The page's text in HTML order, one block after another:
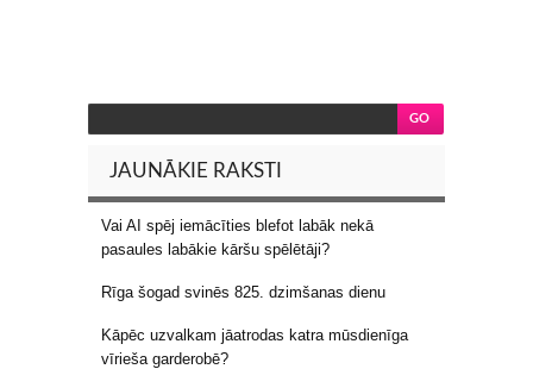
JAUNĀKIE RAKSTI
Vai AI spēj iemācīties blefot labāk nekā
pasaules labākie kāršu spēlētāji?
Rīga šogad svinēs 825. dzimšanas dienu
Kāpēc uzvalkam jāatrodas katra mūsdienīga
vīrieša garderobē?